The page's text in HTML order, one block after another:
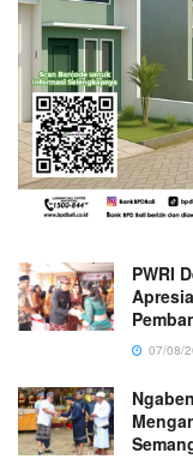
PWRI
07/08/